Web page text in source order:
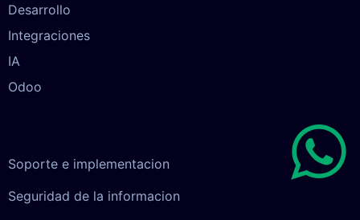
Desarrollo
Integraciones
IA
Odoo
​Soporte e implementacion
​Seguridad de la informacion